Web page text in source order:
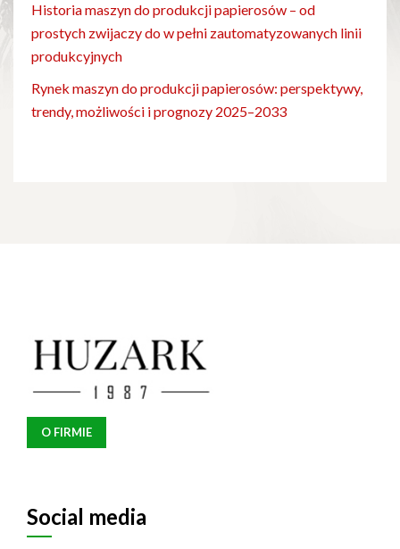
Historia maszyn do produkcji papierosów – od
prostych zwijaczy do w pełni zautomatyzowanych linii
produkcyjnych
Rynek maszyn do produkcji papierosów: perspektywy,
trendy, możliwości i prognozy 2025–2033
O FIRMIE
Social media